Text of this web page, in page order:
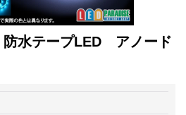
防水テープLED アノード